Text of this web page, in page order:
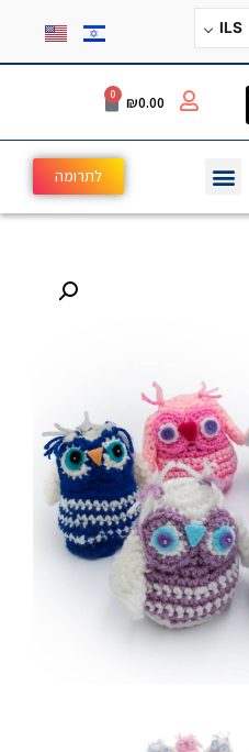
ILS
₪0.00
0
לתרומה